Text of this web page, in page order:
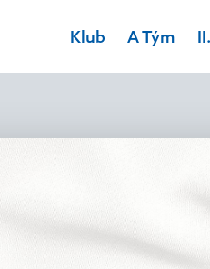
id = 390 AND zobraz=1
Klub A Tým